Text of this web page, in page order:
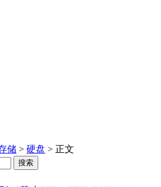
储 > 硬盘 > 正文